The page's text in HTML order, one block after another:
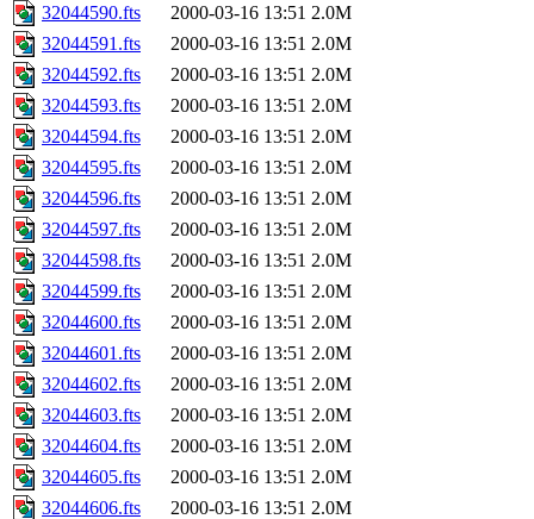
32044590.fts
2000-03-16 13:51 2.0M
32044591.fts
2000-03-16 13:51 2.0M
32044592.fts
2000-03-16 13:51 2.0M
32044593.fts
2000-03-16 13:51 2.0M
32044594.fts
2000-03-16 13:51 2.0M
32044595.fts
2000-03-16 13:51 2.0M
32044596.fts
2000-03-16 13:51 2.0M
32044597.fts
2000-03-16 13:51 2.0M
32044598.fts
2000-03-16 13:51 2.0M
32044599.fts
2000-03-16 13:51 2.0M
32044600.fts
2000-03-16 13:51 2.0M
32044601.fts
2000-03-16 13:51 2.0M
32044602.fts
2000-03-16 13:51 2.0M
32044603.fts
2000-03-16 13:51 2.0M
32044604.fts
2000-03-16 13:51 2.0M
32044605.fts
2000-03-16 13:51 2.0M
32044606.fts
2000-03-16 13:51 2.0M